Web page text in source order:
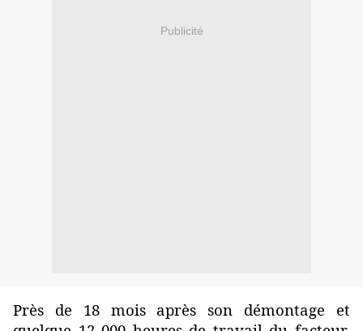
Publicité
Près de 18 mois après son démontage et